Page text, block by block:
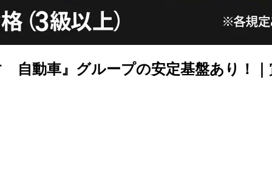
ゞ自動車』グループの安定基盤あり！